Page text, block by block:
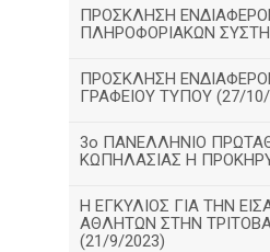
ΠΡΟΣΚΛΗΣΗ
ΠΛΗΡΟΦΟΡΙΑΚΩΝ
ΠΡΟΣΚΛΗΣΗ
ΓΡΑΦΕΙΟΥ ΤΥΠΟΥ (27/10/
3ο ΠΑΝΕΛΛΗΝΙΟ
ΚΩΠΗΛΑΣΙΑΣ Η
Η ΕΓΚΥΛΙΟΣ ΓΙΑ ΤΗΝ
ΑΘΛΗΤΩΝ ΣΤΗΝ
(21/9/2023)